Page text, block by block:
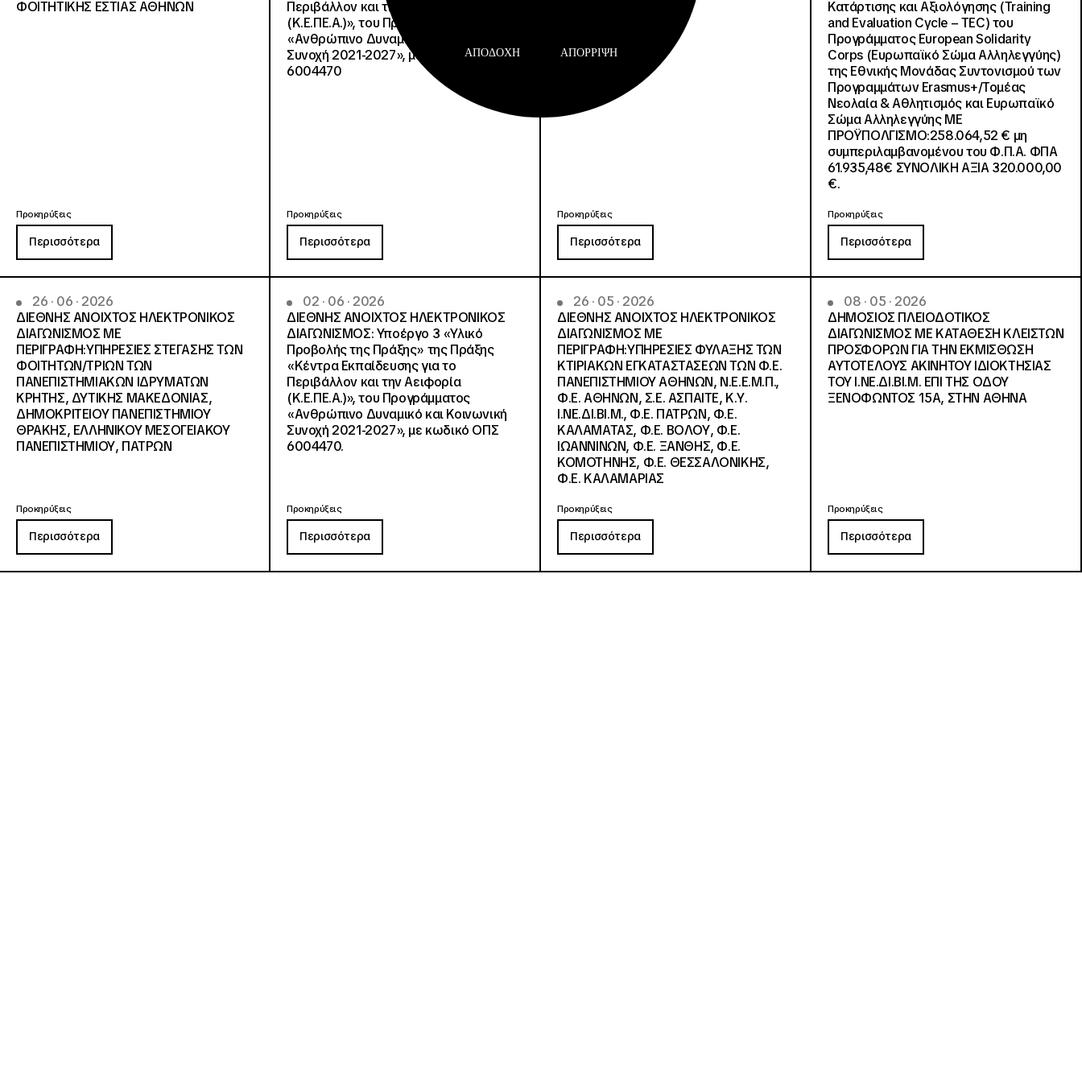
ΦΟΙΤΗΤΙΚΗΣ ΕΣΤΙΑΣ ΑΘΗΝΩΝ
Προκηρύξεις
Περισσότερα
Περιβάλλον και την Αειφορία
(Κ.Ε.ΠΕ.Α.)», του Προγράμματος
«Ανθρώπινο Δυναμικό και Κοινωνική
Συνοχή 2021-2027», με κωδικό ΟΠΣ
6004470
Προκηρύξεις
Περισσότερα
Προκηρύξεις
Περισσότερα
Κατάρτισης και Αξιολόγησης (Training
and Evaluation Cycle – TEC) του
Προγράμματος European Solidarity
Corps (Ευρωπαϊκό Σώμα Αλληλεγγύης)
της Εθνικής Μονάδας Συντονισμού των
Προγραμμάτων Erasmus+/Τομέας
Νεολαία & Αθλητισμός και Ευρωπαϊκό
Σώμα Αλληλεγγύης ΜΕ
ΠΡΟΫΠΟΛΓΙΣΜΟ:258.064,52 € μη
συμπεριλαμβανομένου του Φ.Π.Α. ΦΠΑ
61.935,48€ ΣΥΝΟΛΙΚΗ ΑΞΙΑ 320.000,00
€.
Προκηρύξεις
Περισσότερα
26 · 06 · 2026
ΔΙΕΘΝΗΣ ΑΝΟΙΧΤΟΣ ΗΛΕΚΤΡΟΝΙΚΟΣ
ΔΙΑΓΩΝΙΣΜΟΣ ΜΕ
ΠΕΡΙΓΡΑΦΗ:ΥΠΗΡΕΣΙΕΣ ΣΤΕΓΑΣΗΣ ΤΩΝ
ΦΟΙΤΗΤΩΝ/ΤΡΙΩΝ ΤΩΝ
ΠΑΝΕΠΙΣΤΗΜΙΑΚΩΝ ΙΔΡΥΜΑΤΩΝ
KΡΗΤΗΣ, ΔΥΤΙΚΗΣ ΜΑΚΕΔΟΝΙΑΣ,
ΔΗΜΟΚΡΙΤΕΙΟΥ ΠΑΝΕΠΙΣΤΗΜΙΟΥ
ΘΡΑΚΗΣ, ΕΛΛΗΝΙΚΟΥ ΜΕΣΟΓΕΙΑΚΟΥ
ΠΑΝΕΠΙΣΤΗΜΙΟΥ, ΠΑΤΡΩΝ
Προκηρύξεις
Περισσότερα
02 · 06 · 2026
ΔΙΕΘΝΗΣ ΑΝΟΙΧΤΟΣ ΗΛΕΚΤΡΟΝΙΚΟΣ
ΔΙΑΓΩΝΙΣΜΟΣ: Υποέργο 3 «Υλικό
Προβολής της Πράξης» της Πράξης
«Κέντρα Εκπαίδευσης για το
Περιβάλλον και την Αειφορία
(Κ.Ε.ΠΕ.Α.)», του Προγράμματος
«Ανθρώπινο Δυναμικό και Κοινωνική
Συνοχή 2021-2027», με κωδικό ΟΠΣ
6004470.
Προκηρύξεις
Περισσότερα
26 · 05 · 2026
ΔΙΕΘΝΗΣ ΑΝΟΙΧΤΟΣ ΗΛΕΚΤΡΟΝΙΚΟΣ
ΔΙΑΓΩΝΙΣΜΟΣ ΜΕ
ΠΕΡΙΓΡΑΦΗ:ΥΠΗΡΕΣΙΕΣ ΦΥΛΑΞΗΣ ΤΩΝ
ΚΤΙΡΙΑΚΩΝ ΕΓΚΑΤΑΣΤΑΣΕΩΝ ΤΩΝ Φ.Ε.
ΠΑΝΕΠΙΣΤΗΜΙΟΥ ΑΘΗΝΩΝ, Ν.Ε.Ε.Μ.Π.,
Φ.Ε. ΑΘΗΝΩΝ, Σ.Ε. ΑΣΠΑΙΤΕ, Κ.Υ.
Ι.ΝΕ.ΔΙ.ΒΙ.Μ., Φ.Ε. ΠΑΤΡΩΝ, Φ.Ε.
ΚΑΛΑΜΑΤΑΣ, Φ.Ε. ΒΟΛΟΥ, Φ.Ε.
ΙΩΑΝΝΙΝΩΝ, Φ.Ε. ΞΑΝΘΗΣ, Φ.Ε.
ΚΟΜΟΤΗΝΗΣ, Φ.Ε. ΘΕΣΣΑΛΟΝΙΚΗΣ,
Φ.Ε. ΚΑΛΑΜΑΡΙΑΣ
Προκηρύξεις
Περισσότερα
08 · 05 · 2026
ΔΗΜΟΣΙΟΣ ΠΛΕΙΟΔΟΤΙΚΟΣ
ΔΙΑΓΩΝΙΣΜΟΣ ΜΕ ΚΑΤΑΘΕΣΗ ΚΛΕΙΣΤΩΝ
ΠΡΟΣΦΟΡΩΝ ΓΙΑ ΤΗΝ ΕΚΜΙΣΘΩΣΗ
ΑΥΤΟΤΕΛΟΥΣ ΑΚΙΝΗΤΟΥ ΙΔΙΟΚΤΗΣΙΑΣ
ΤΟΥ Ι.ΝΕ.ΔΙ.ΒΙ.Μ. ΕΠΙ ΤΗΣ ΟΔΟΥ
ΞΕΝΟΦΩΝΤΟΣ 15Α, ΣΤΗΝ ΑΘΗΝΑ
Προκηρύξεις
Περισσότερα
ΑΠΟΔΟΧΉ ΑΠΌΡΡΙΨΗ